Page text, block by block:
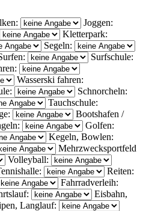
Joggen:
Kletterpark:
Segeln:
Surfschule:
Wasserski fahren:
Schnorcheln:
Tauchschule:
Bootshafen /
Golfen:
Kegeln, Bowlen:
Mehrzwecksportfeld
Volleyball:
Reiten:
Fahrradverleih:
Eisbahn,
Langlauf: